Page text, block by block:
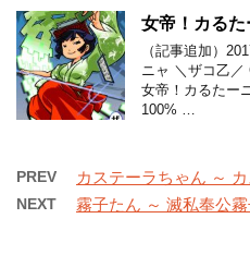
女帝！カるた
（記事追加）
ニャ ＼ザコ乙
女帝！カるたー
100% …
PREV カステーラちゃん ～
NEXT 霧子たん ～ 滅私奉公